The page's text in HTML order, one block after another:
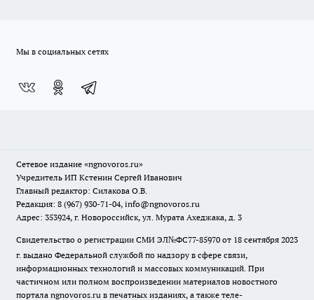
Мы в социальных сетях
Сетевое издание «ngnovoros.ru»
Учредитель ИП Кстенин Сергей Иванович
Главный редактор: Силакова О.В.
Редакция: 8 (967) 930-71-04, info@ngnovoros.ru
Адрес: 353924, г. Новороссийск, ул. Мурата Ахеджака, д. 3
Свидетельство о регистрации СМИ ЭЛ№ФС77-85970 от 18 сентября 2023
г. выдано Федеральной службой по надзору в сфере связи,
информационных технологий и массовых коммуникаций. При
частичном или полном воспроизведении материалов новостного
портала ngnovoros.ru в печатных изданиях, а также теле-